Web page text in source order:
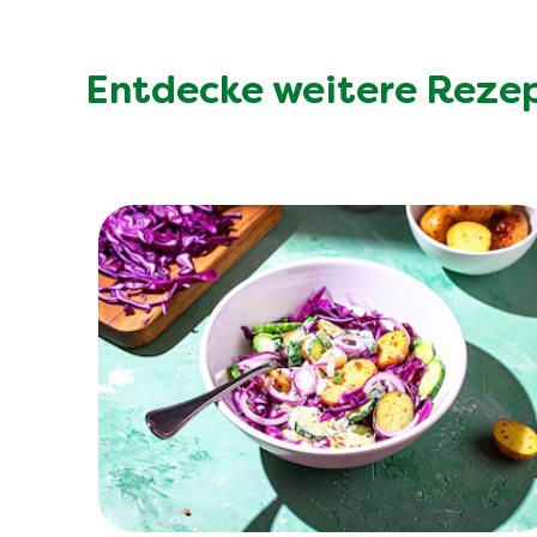
Entdecke weitere